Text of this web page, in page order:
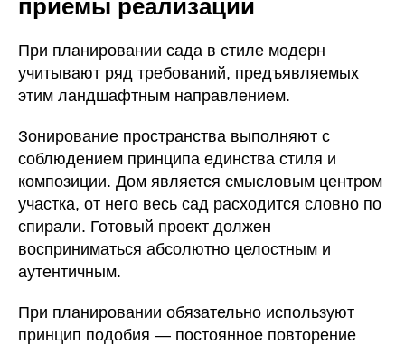
приемы реализации
При планировании сада в стиле модерн
учитывают ряд требований, предъявляемых
этим ландшафтным направлением.
Зонирование пространства выполняют с
соблюдением принципа единства стиля и
композиции. Дом является смысловым центром
участка, от него весь сад расходится словно по
спирали. Готовый проект должен
восприниматься абсолютно целостным и
аутентичным.
При планировании обязательно используют
принцип подобия — постоянное повторение